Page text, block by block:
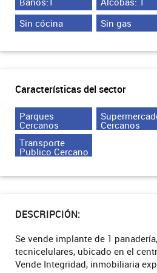
Sin cócina
Sin gas
Características del sector
Parques
Cercanos
Cercanos
Transporte
Publico Cercano
DESCRIPCIÓN:
Se vende implante de 1
tecnicelulares, ubicado en el
Vende Integridad, inmobiliaria